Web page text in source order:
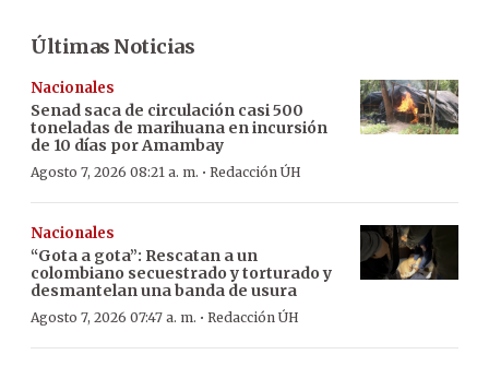
Últimas Noticias
Nacionales
Senad saca de circulación casi 500
toneladas de marihuana en incursión
de 10 días por Amambay
Agosto 7, 2026 08:21 a. m. · Redacción ÚH
Nacionales
“Gota a gota”: Rescatan a un
colombiano secuestrado y torturado y
desmantelan una banda de usura
Agosto 7, 2026 07:47 a. m. · Redacción ÚH